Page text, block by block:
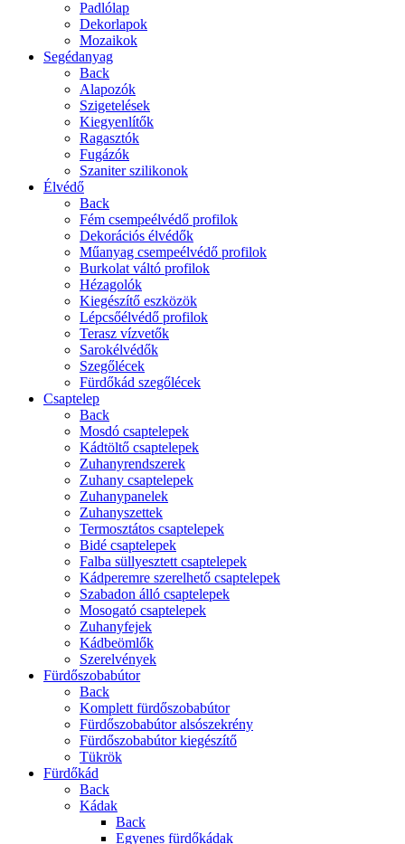
Padlólap
Dekorlapok
Mozaikok
Segédanyag
Back
Alapozók
Szigetelések
Kiegyenlítők
Ragasztók
Fugázók
Szaniter szilikonok
Élvédő
Back
Fém csempeélvédő profilok
Dekorációs élvédők
Műanyag csempeélvédő profilok
Burkolat váltó profilok
Hézagolók
Kiegészítő eszközök
Lépcsőélvédő profilok
Terasz vízvetők
Sarokélvédők
Szegőlécek
Fürdőkád szegőlécek
Csaptelep
Back
Mosdó csaptelepek
Kádtöltő csaptelepek
Zuhanyrendszerek
Zuhany csaptelepek
Zuhanypanelek
Zuhanyszettek
Termosztátos csaptelepek
Bidé csaptelepek
Falba süllyesztett csaptelepek
Kádperemre szerelhető csaptelepek
Szabadon álló csaptelepek
Mosogató csaptelepek
Zuhanyfejek
Kádbeömlők
Szerelvények
Fürdőszobabútor
Back
Komplett fürdőszobabútor
Fürdőszobabútor alsószekrény
Fürdőszobabútor kiegészítő
Tükrök
Fürdőkád
Back
Kádak
Back
Egyenes fürdőkádak